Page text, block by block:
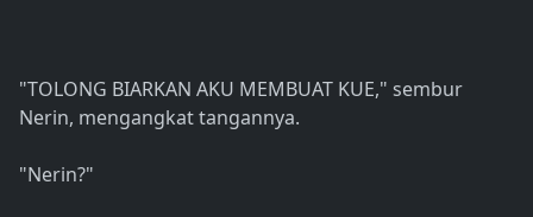
"TOLONG BIARKAN AKU MEMBUAT KUE," sembur
Nerin, mengangkat tangannya.
"Nerin?"